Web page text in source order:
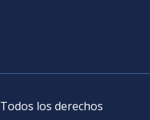
Todos los derechos